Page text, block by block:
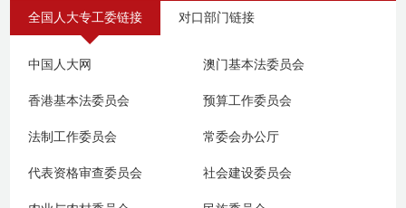
全国人大专工委链接 对口部门链接
中国人大网 澳门基本法委员会
香港基本法委员会 预算工作委员会
法制工作委员会 常委会办公厅
代表资格审查委员会 社会建设委员会